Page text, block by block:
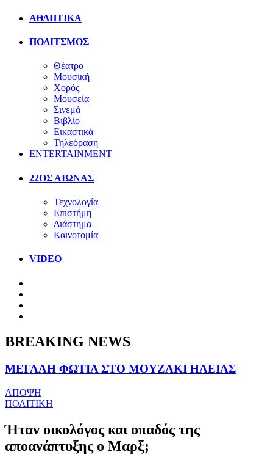
ΑΘΛΗΤΙΚΑ
ΠΟΛΙΤΣΜΟΣ
Θέατρο
Μουσική
Χορός
Μουσεία
Σινεμά
Βιβλίο
Εικαστικά
Τηλεόραση
ENTERTAINMENT
22ΟΣ ΑΙΩΝΑΣ
Τεχνολογία
Επιστήμη
Διάστημα
Καινοτομία
VIDEO
BREAKING NEWS
ΜΕΓΑΛΗ ΦΩΤΙΑ ΣΤΟ ΜΟΥΖΑΚΙ ΗΛΕΙΑΣ
ΑΠΟΨΗ
ΠΟΛΙΤΙΚΗ
Ήταν οικολόγος και οπαδός της
αποανάπτυξης ο Μαρξ;